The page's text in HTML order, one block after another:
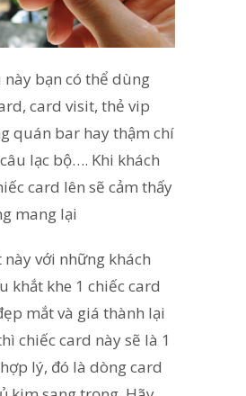
này bạn có thể dùng
card visit, thẻ vip
quán bar hay thậm chí
lạc bộ…. Khi khách
card lên sẽ cảm thấy
mang lại
với những khách
khắt khe 1 chiếc card
mắt và giá thành lại
chiếc card này sẽ là 1
lý, đó là dòng card